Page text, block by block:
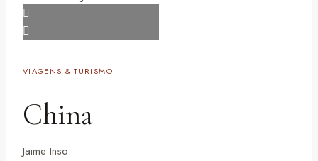
VIAGENS & TURISMO
China
Jaime Inso